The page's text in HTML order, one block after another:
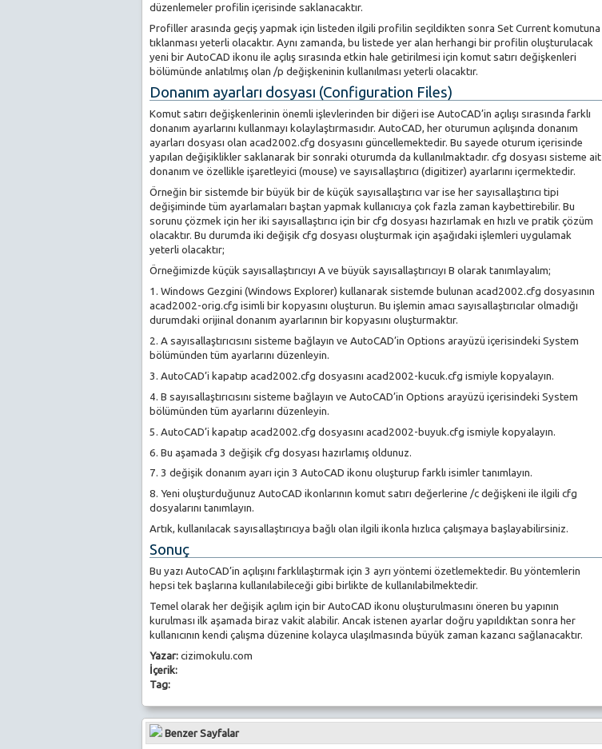
düzenlemeler profilin içerisinde saklanacaktır.
Profiller arasında geçiş yapmak için listeden ilgili profilin seçildikten sonra Set Current komutuna
tıklanması yeterli olacaktır. Aynı zamanda, bu listede yer alan herhangi bir profilin oluşturulacak
yeni bir AutoCAD ikonu ile açılış sırasında etkin hale getirilmesi için komut satırı değişkenleri
bölümünde anlatılmış olan /p değişkeninin kullanılması yeterli olacaktır.
Donanım ayarları dosyası (Configuration Files)
Komut satırı değişkenlerinin önemli işlevlerinden bir diğeri ise AutoCAD’in açılışı sırasında farklı
donanım ayarlarını kullanmayı kolaylaştırmasıdır. AutoCAD, her oturumun açılışında donanım
ayarları dosyası olan acad2002.cfg dosyasını güncellemektedir. Bu sayede oturum içerisinde
yapılan değişiklikler saklanarak bir sonraki oturumda da kullanılmaktadır. cfg dosyası sisteme ait
donanım ve özellikle işaretleyici (mouse) ve sayısallaştırıcı (digitizer) ayarlarını içermektedir.
Örneğin bir sistemde bir büyük bir de küçük sayısallaştırıcı var ise her sayısallaştırıcı tipi
değişiminde tüm ayarlamaları baştan yapmak kullanıcıya çok fazla zaman kaybettirebilir. Bu
sorunu çözmek için her iki sayısallaştırıcı için bir cfg dosyası hazırlamak en hızlı ve pratik çözüm
olacaktır. Bu durumda iki değişik cfg dosyası oluşturmak için aşağıdaki işlemleri uygulamak
yeterli olacaktır;
Örneğimizde küçük sayısallaştırıcıyı A ve büyük sayısallaştırıcıyı B olarak tanımlayalım;
1. Windows Gezgini (Windows Explorer) kullanarak sistemde bulunan acad2002.cfg dosyasının
acad2002-orig.cfg isimli bir kopyasını oluşturun. Bu işlemin amacı sayısallaştırıcılar olmadığı
durumdaki orijinal donanım ayarlarının bir kopyasını oluşturmaktır.
2. A sayısallaştırıcısını sisteme bağlayın ve AutoCAD’in Options arayüzü içerisindeki System
bölümünden tüm ayarlarını düzenleyin.
3. AutoCAD’i kapatıp acad2002.cfg dosyasını acad2002-kucuk.cfg ismiyle kopyalayın.
4. B sayısallaştırıcısını sisteme bağlayın ve AutoCAD’in Options arayüzü içerisindeki System
bölümünden tüm ayarlarını düzenleyin.
5. AutoCAD’i kapatıp acad2002.cfg dosyasını acad2002-buyuk.cfg ismiyle kopyalayın.
6. Bu aşamada 3 değişik cfg dosyası hazırlamış oldunuz.
7. 3 değişik donanım ayarı için 3 AutoCAD ikonu oluşturup farklı isimler tanımlayın.
8. Yeni oluşturduğunuz AutoCAD ikonlarının komut satırı değerlerine /c değişkeni ile ilgili cfg
dosyalarını tanımlayın.
Artık, kullanılacak sayısallaştırıcıya bağlı olan ilgili ikonla hızlıca çalışmaya başlayabilirsiniz.
Sonuç
Bu yazı AutoCAD’in açılışını farklılaştırmak için 3 ayrı yöntemi özetlemektedir. Bu yöntemlerin
hepsi tek başlarına kullanılabileceği gibi birlikte de kullanılabilmektedir.
Temel olarak her değişik açılım için bir AutoCAD ikonu oluşturulmasını öneren bu yapının
kurulması ilk aşamada biraz vakit alabilir. Ancak istenen ayarlar doğru yapıldıktan sonra her
kullanıcının kendi çalışma düzenine kolayca ulaşılmasında büyük zaman kazancı sağlanacaktır.
Yazar:cizimokulu.com
İçerik:
Tag:
Benzer Sayfalar